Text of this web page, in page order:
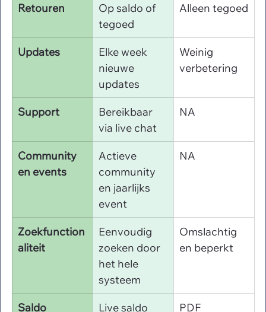
Retouren
Op saldo of
tegoed
Alleen tegoed
Updates
Elke week
nieuwe
updates
Weinig
verbetering
Support
Bereikbaar
via live chat
NA
Community
en events
Actieve
community
en jaarlijks
event
NA
Zoekfunction
aliteit
Eenvoudig
zoeken door
het hele
systeem
Omslachtig
en beperkt
Saldo Live saldo PDF